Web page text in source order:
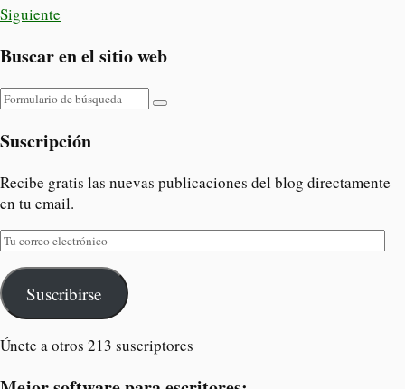
Siguiente
Buscar en el sitio web
Buscar
Suscripción
Recibe gratis las nuevas publicaciones del blog directamente
en tu email.
Tu
electrónico
Suscribirse
Únete a otros 213 suscriptores